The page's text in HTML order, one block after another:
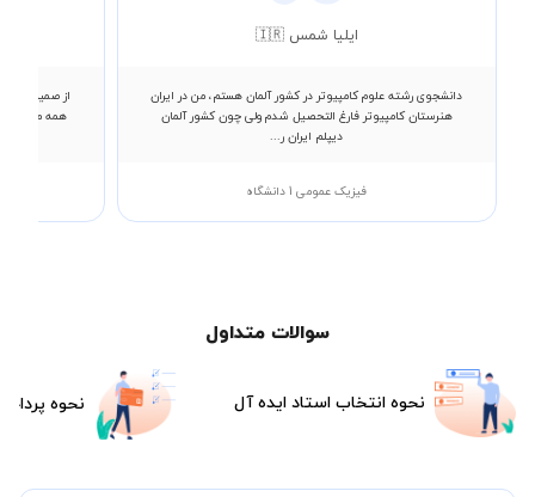
ایلیا شمس 🇮🇷
دانشجوی رشته علوم کامپیوتر در کشور آلمان هستم، من در ایران
هنرستان کامپیوتر فارغ التحصیل شدم ولی چون کشور آلمان
دیپلم ایران ر...
فیزیک عمومی 1 دانشگاه
از صمیم قلب
همه مطالب
سوالات متداول
نحوه انتخاب استاد ایده آل نحوه